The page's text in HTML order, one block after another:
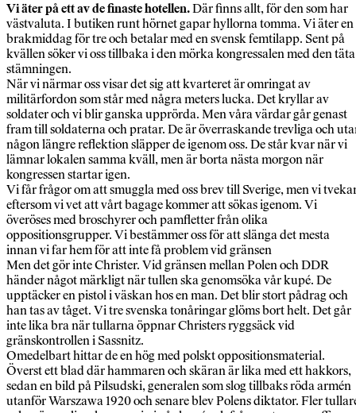
Vi äter på ett av de finaste hotellen.Där finns allt, för den som har
västvaluta. I butiken runt hörnet gapar hyllorna tomma. Vi äter en
brakmiddag för tre och betalar med en svensk femtilapp. Sent på
kvällen söker vi oss tillbaka i den mörka kongressalen med den täta
stämningen.
När vi närmar oss visar det sig att kvarteret är omringat av
militärfordon som står med några meters lucka. Det kryllar av
soldater och vi blir ganska upprörda. Men våra värdar går genast
fram till soldaterna och pratar. De är överraskande trevliga och
någon längre reflektion släpper de igenom oss. De står kvar när vi
lämnar lokalen samma kväll, men är borta nästa morgon när
kongressen startar igen.
Vi får frågor om att smuggla med oss brev till Sverige, men vi
eftersom vi vet att vårt bagage kommer att sökas igenom. Vi
överöses med broschyrer och pamfletter från olika
oppositionsgrupper. Vi bestämmer oss för att slänga det mesta
innan vi far hem för att inte få problem vid gränsen
Men det gör inte Christer. Vid gränsen mellan Polen och DDR
händer något märkligt när tullen ska genomsöka vår kupé. De
upptäcker en pistol i väskan hos en man. Det blir stort pådrag och
han tas av tåget. Vi tre svenska tonåringar glöms bort helt. Det går
inte lika bra när tullarna öppnar Christers ryggsäck vid
gränskontrollen i Sassnitz.
Omedelbart hittar de en hög med polskt oppositionsmaterial.
Överst ett blad där hammaren och skäran är lika med ett hakkors,
sedan en bild på Pilsudski, generalen som slog tillbaks röda armén
utanför Warszawa 1920 och senare blev Polens diktator. Fler